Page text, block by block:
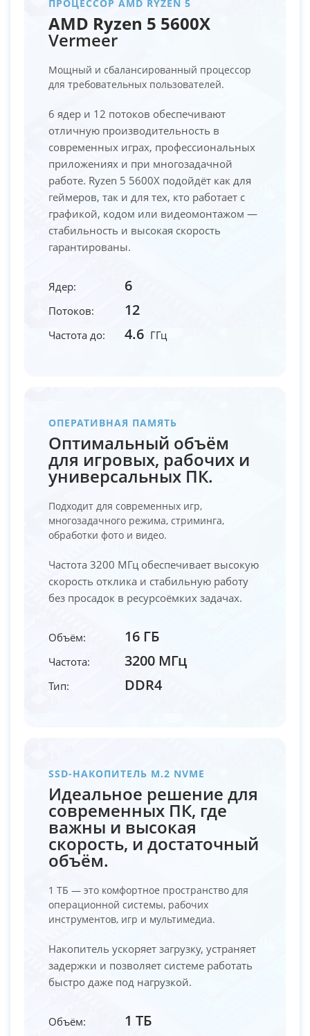
ПРОЦЕССОР AMD RYZEN 5
AMD Ryzen 5 5600X
Vermeer
Мощный и сбалансированный процессор
для требовательных пользователей.
6 ядер и 12 потоков обеспечивают
отличную производительность в
современных играх, профессиональных
приложениях и при многозадачной
работе. Ryzen 5 5600X подойдёт как для
геймеров, так и для тех, кто работает с
графикой, кодом или видеомонтажом —
стабильность и высокая скорость
гарантированы.
Ядер: 6
Потоков: 12
Частота до: 4.6 ГГц
ОПЕРАТИВНАЯ ПАМЯТЬ
Оптимальный объём
для игровых, рабочих и
универсальных ПК.
Подходит для современных игр,
многозадачного режима, стриминга,
обработки фото и видео.
Частота 3200 МГц обеспечивает высокую
скорость отклика и стабильную работу
без просадок в ресурсоёмких задачах.
Объём: 16 ГБ
Частота: 3200 МГц
Тип: DDR4
SSD-НАКОПИТЕЛЬ M.2 NVME
Идеальное решение для
современных ПК, где
важны и высокая
скорость, и достаточный
объём.
1 ТБ — это комфортное пространство для
операционной системы, рабочих
инструментов, игр и мультимедиа.
Накопитель ускоряет загрузку, устраняет
задержки и позволяет системе работать
быстро даже под нагрузкой.
Объём: 1 ТБ